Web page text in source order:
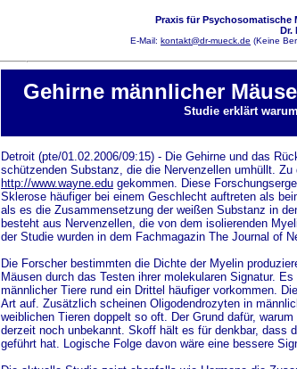
Praxis für Psychosomatische
Dr.
E-Mail: kontakt@dr-mueck.de (Keine
Gehirne männlicher
Studie erklärt
Detroit (pte/01.02.2006/09:15) - Die Gehirne und das
schützenden Substanz, die die Nervenzellen umhüllt.
http://www.wayne.edu gekommen. Diese
Sklerose häufiger bei einem Geschlecht auftreten als
als es die Zusammensetzung der weißen Substanz in
besteht aus Nervenzellen, die von dem isolierenden
der Studie wurden in dem Fachmagazin The Journal of
Die Forscher bestimmten die Dichte der Myelin
Mäusen durch das Testen ihrer molekularen Signatur.
männlicher Tiere rund ein Drittel häufiger vorkommen.
Art auf. Zusätzlich scheinen Oligodendrozyten in
weiblichen Tieren doppelt so oft. Der Grund dafür,
derzeit noch unbekannt. Skoff hält es für denkbar, dass
geführt hat. Logische Folge davon wäre eine bessere